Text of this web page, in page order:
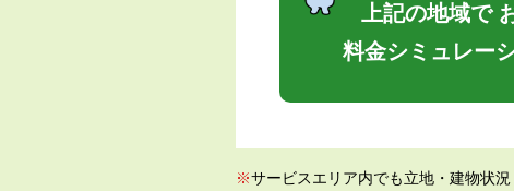
上記の地域で
料金シミュレー
※サービスエリア内でも立地・建物状